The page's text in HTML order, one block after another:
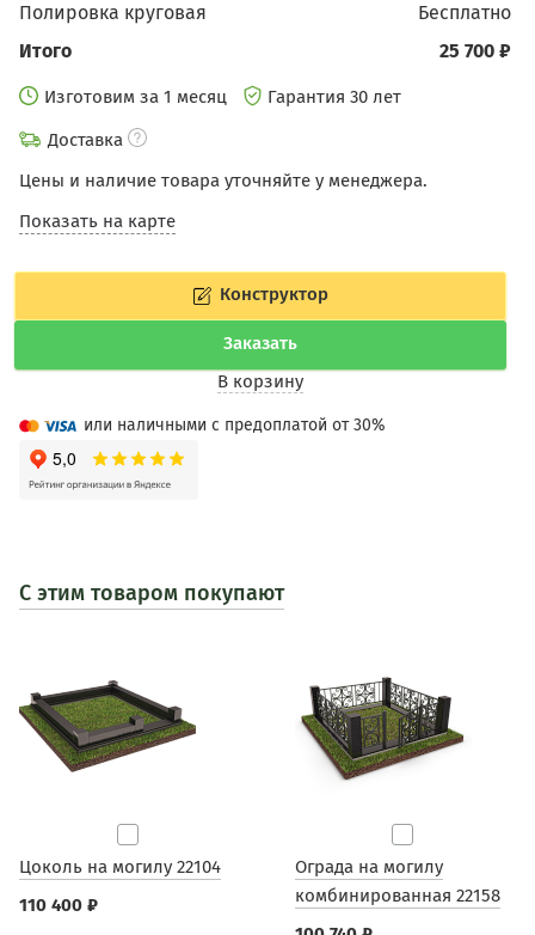
бесплатно
Полировка круговая
25 700 ₽
Итого
Изготовим за 1 месяц
Гарантия 30 лет
Доставка
Цены и наличие товара уточняйте у менеджера.
Показать на карте
Конструктор
Заказать
В корзину
или наличными с предоплатой от 30%
С этим товаром покупают
Цоколь на могилу 22104
110 400 ₽
Ограда на могилу
комбинированная 22158